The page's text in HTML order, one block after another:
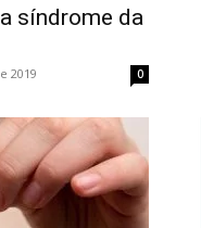
síndrome da
2019 0